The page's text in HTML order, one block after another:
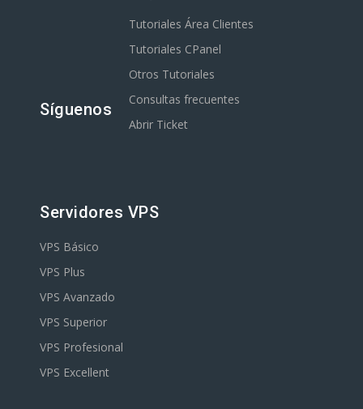
Síguenos
Tutoriales Área Clientes
Tutoriales CPanel
Otros Tutoriales
Consultas frecuentes
Abrir Ticket
Servidores VPS
VPS Básico
VPS Plus
VPS Avanzado
VPS Superior
VPS Profesional
VPS Excellent